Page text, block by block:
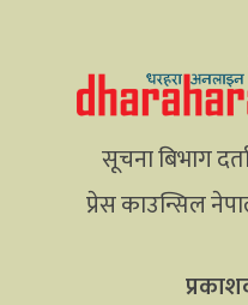
सूचना बिभाग
प्रेस काउन्सिल